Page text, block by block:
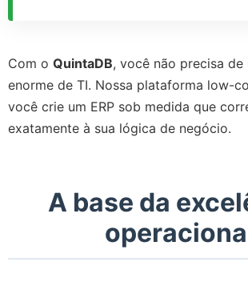
Com o QuintaDB, você não precisa
enorme de TI. Nossa plataforma low-
você crie um ERP sob medida que
exatamente à sua lógica de negócio.
A base da